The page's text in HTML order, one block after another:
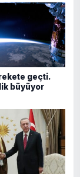
geçti.
büyüyor